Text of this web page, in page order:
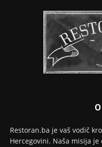
Restoran.ba je vaš vodič
Hercegovini. Naša misija